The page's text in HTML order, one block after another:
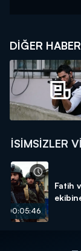
DIĞER
İSIMSIZLER
00:05:46
Fatih